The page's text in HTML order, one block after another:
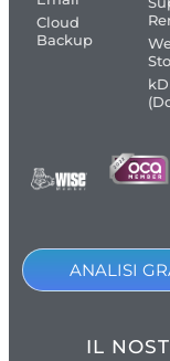
Cloud
Backup
ANALISI
IL